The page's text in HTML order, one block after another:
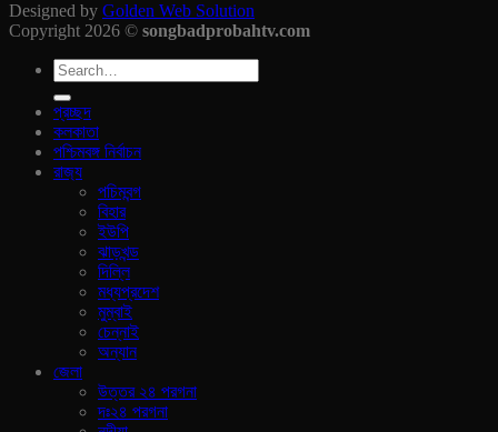
Designed by Golden Web Solution
Copyright 2026 © songbadprobahtv.com
প্রচ্ছদ
কলকাতা
পশ্চিমবঙ্গ নির্বাচন
রাজ‍্য
পচিমবন্গ
বিহার
ইউপি
ঝাড়খন্ড
দিল্লি
মধ্যপ্রদেশ
মুম্বাই
চেন্নাই
অন্যান
জেলা
উত্তর ২৪ পরগনা
দঃ২৪ পরগনা